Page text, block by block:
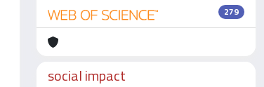
279
social impact